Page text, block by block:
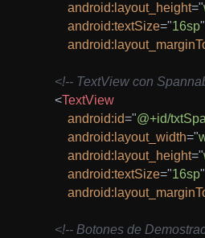
android: layout_height="
android:textSize="16sp"
android:
<!-- TextView con
<TextView
android:id="@+id/
android: layout_width="
android: layout_height="
android:textSize="16sp"
android:
<!-- Botones de